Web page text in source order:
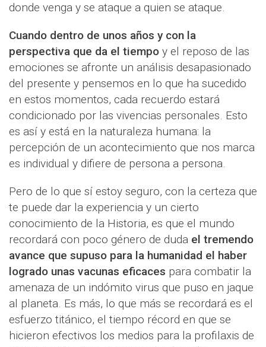
donde venga y se ataque a quien se ataque.
Cuando dentro de unos años y con la
perspectiva que da el tiempo y el reposo de las
emociones se afronte un análisis desapasionado
del presente y pensemos en lo que ha sucedido
en estos momentos, cada recuerdo estará
condicionado por las vivencias personales. Esto
es así y está en la naturaleza humana: la
percepción de un acontecimiento que nos marca
es individual y difiere de persona a persona.
Pero de lo que sí estoy seguro, con la certeza que
te puede dar la experiencia y un cierto
conocimiento de la Historia, es que el mundo
recordará con poco género de duda el tremendo
avance que supuso para la humanidad el haber
logrado unas vacunas eficaces para combatir la
amenaza de un indómito virus que puso en jaque
al planeta. Es más, lo que más se recordará es el
esfuerzo titánico, el tiempo récord en que se
hicieron efectivos los medios para la profilaxis de